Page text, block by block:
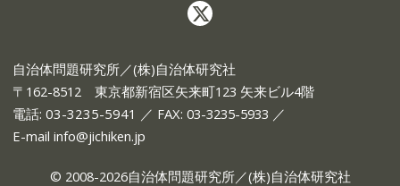
自治体問題研究所／(株)自治体研究社
〒162-8512 東京都新宿区矢来町123 矢来ビル4階
電話: 03-3235-5941 ／ FAX: 03-3235-5933 ／
E-mail info@jichiken.jp
© 2008-2026自治体問題研究所／(株)自治体研究社